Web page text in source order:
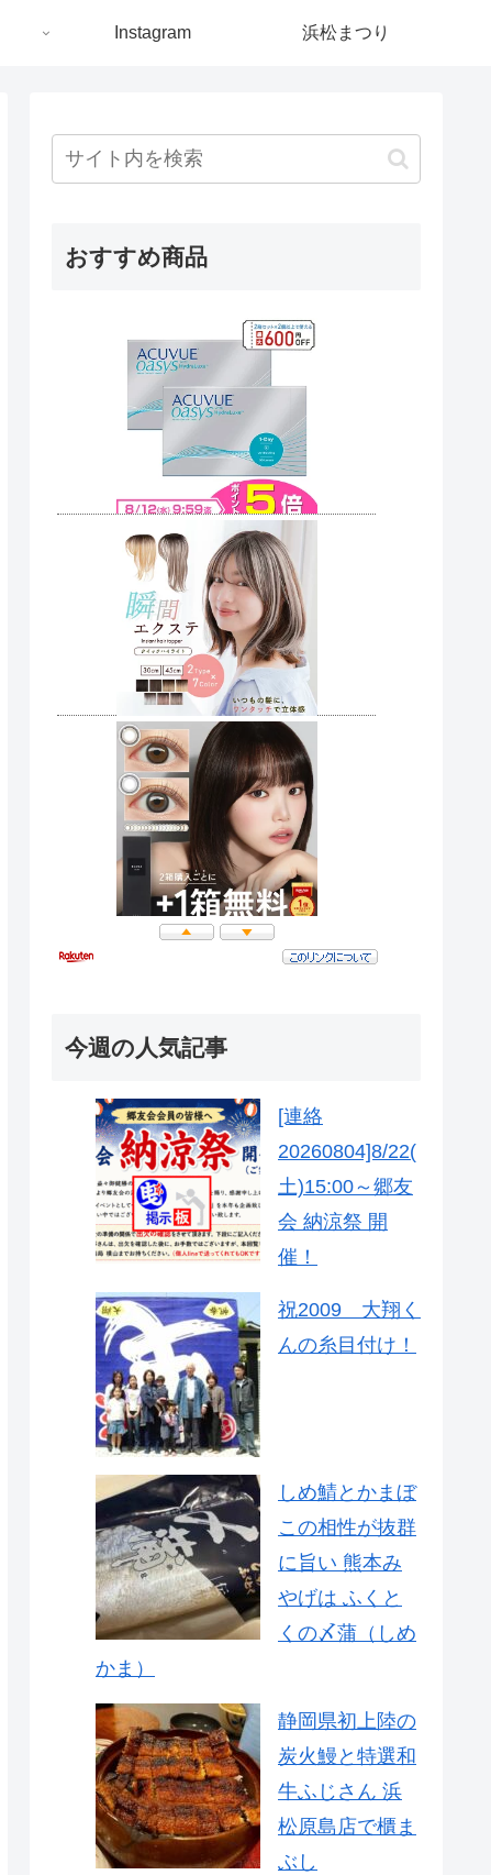
Instagram 浜松まつり
おすすめ商品
今週の人気記事
[連絡
20260804]8/22(
土)15:00～郷友
会 納涼祭 開
催！
祝2009 大翔く
んの糸目付け！
しめ鯖とかまぼ
この相性が抜群
に旨い 熊本み
やげは ふくと
くの〆蒲（しめ
かま）
静岡県初上陸の
炭火鰻と特選和
牛ふじさん 浜
松原島店で櫃ま
ぶし